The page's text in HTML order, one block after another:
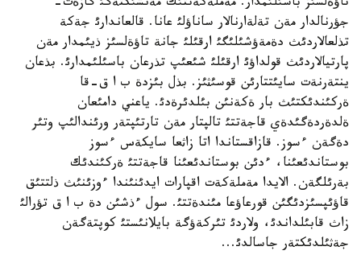
تاؤةلسئز باسئلئمدار. مةملةكةتتئك مةنشئكتةگئ گازةت-
جؤرنالدار مةن تةلةارنالار ساناؤلئ عانا. قالعاندارئ جةكة
تذلعالاردئث دةمةؤشئلئگئ ارقئلئ جانة تاؤةلسئز ذيئمدار مةن
پارتيالاردئث قولداؤئ ارقئلئ شئعئپ تذرعان باسئلئمدارئ. بذعان
ينتةرنةت سايئتتارئن قوسئثئز. بذل بئزدة ب ا ق-قا
ةركئندئكتئث بار ةكةنئن بئلدئرةدئ. ياعني دامئعان
ةلدةردةگئدةي قاجةتتئ تالپتار مةن تارتئپتةر ورئندالئپ وتئر
دةگةن ءسوز. قازاقستاندا اتا زاثعا سايكةس ءسوز
بوستاندئعئنا، ءدئن بوستاندئعئنا قاجةتتئ ةركئندئك
بةرئلگةن. الايدا مةملةكةت اقپارات ايدئنئندا ءوزئنئث ذلتتئق
قاؤئپسئزدئگئن قورعاؤعا مئندةتتئ. سول ءذشئن دة ب ا ق تؤرالئ
زاث قابئلداندئ، ولاردئ تئركةؤگة بايلانئستئ كوپتةگةن
جةثئلدئكتةر جاسالدئ...